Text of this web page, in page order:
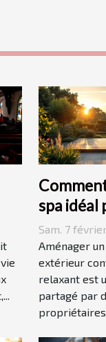
spa idéal
votre
extérieur
Sam. 7
Aménager
extérieur
relaxant est
partagé par